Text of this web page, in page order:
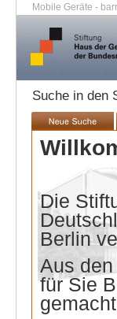
Mobile Geräte -
Suche in den
Die
Berlin
Aus
für Sie